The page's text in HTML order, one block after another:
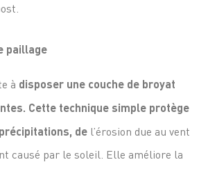
paillage
à disposer une couche de broyat
Cette technique simple protège
de l’érosion due au vent
causé par le soleil. Elle améliore la